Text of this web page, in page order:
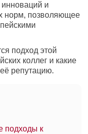
инноваций и
норм, позволяющее
подход этой
коллег и какие
репутацию.
подходы к